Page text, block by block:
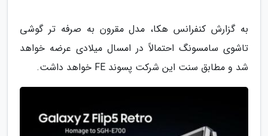
به گزارش کنفرانس هکا، مدل مقرون به صرفه تر گوشی
تاشوی سامسونگ احتمالاً در امسال میلادی عرضه خواهد
شد و مطابق سنت این شرکت پسوند FE خواهد داشت.